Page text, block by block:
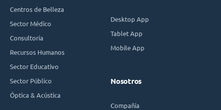
Centros de Belleza
Sector Médico
Consultoría
Recursos Humanos
Sector Educativo
Sector Público
Óptica & Acústica
Desktop App
Tablet App
Mobile App
Nosotros
Compañía